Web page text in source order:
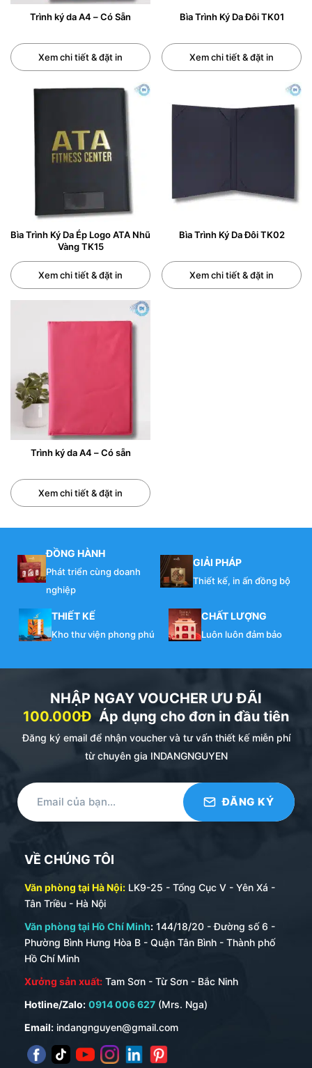
Trình ký da A4 – Có Sẵn
Xem chi tiết & đặt in
Bìa Trình Ký Da Đôi TK01
Xem chi tiết & đặt in
Bìa Trình Ký Da Ép Logo ATA Nhũ
Vàng TK15
Xem chi tiết & đặt in
Bìa Trình Ký Da Đôi TK02
Xem chi tiết & đặt in
Trình ký da A4 – Có sẵn
Xem chi tiết & đặt in
ĐỒNG HÀNH
Phát triển cùng doanh
nghiệp
GIẢI PHÁP
Thiết kế, in ấn đồng bộ
THIẾT KẾ
Kho thư viện phong phú
CHẤT LƯỢNG
Luôn luôn đảm bảo
NHẬP NGAY VOUCHER ƯU ĐÃI
100.000Đ Áp dụng cho đơn in đầu tiên
Đăng ký email để nhận voucher và tư vấn thiết kế miễn phí
từ chuyên gia INDANGNGUYEN
VỀ CHÚNG TÔI
Văn phòng tại Hà Nội: LK9-25 - Tổng Cục V - Yên Xá -
Tân Triều - Hà Nội
Văn phòng tại Hồ Chí Minh: 144/18/20 - Đường số 6 -
Phường Bình Hưng Hòa B - Quận Tân Bình - Thành phố
Hồ Chí Minh
Xưởng sản xuất: Tam Sơn - Từ Sơn - Bắc Ninh
Hotline/Zalo: 0914 006 627 (Mrs. Nga)
Email: indangnguyen@gmail.com